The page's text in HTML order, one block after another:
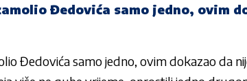
zamolio Đedovića samo jedno, ovim
Đedovića samo jedno, ovim dokazao da